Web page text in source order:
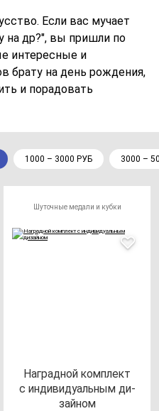
Если вас мучает
на др?", вы пришли по
интересные и
брату на день рождения,
и порадовать
1000 – 3000 РУБ 3000 –
Шуточные медали и кубки
Наг­рад­ной ком­плект
с ин­ди­ви­ду­аль­ным ди­
зай­ном